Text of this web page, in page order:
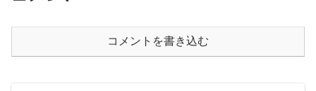
コメントを書き込む